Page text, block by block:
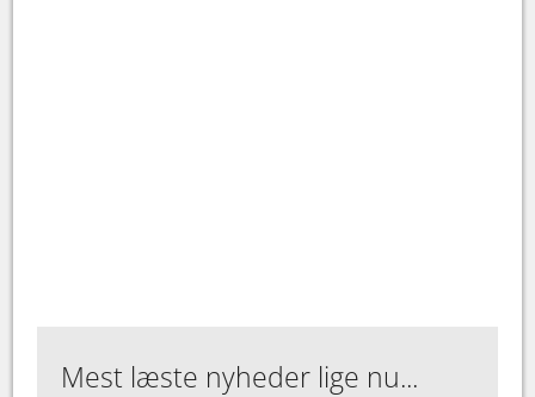
Mest læste nyheder lige nu...